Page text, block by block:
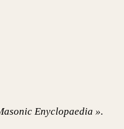
Enyclopaedia ».